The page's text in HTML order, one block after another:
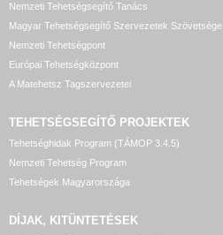
Nemzeti Tehetségsegítő Tanács
Magyar Tehetségsegítő Szervezetek Szövetsége
Nemzeti Tehetségpont
Európai Tehetségközpont
A Matehetsz Tagszervezetei
TEHETSÉGSEGÍTŐ PROJEKTEK
Tehetséghidak Program (TÁMOP 3.4.5)
Nemzeti Tehetség Program
Tehetségek Magyarországa
DÍJAK, KITÜNTETÉSEK